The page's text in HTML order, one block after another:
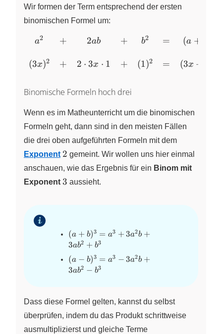
\cdot
3x
1 =
\quad
Wir formen der Term entsprechend der ersten
binomischen Formel um:
\begin{array}
&+& 2ab
&=& (a +
b)^2 \\ \\
(3x)^2 &+& 2
\cdot 3x
\cdot 1 &+&
(1)^2 &=&
(3x + 1)^2
\end{array}
a2
(3x)2
+
+
2ab
2 ⋅ 3x ⋅ 1
+
+
b2
(1)2
=
=
(a +
(3x +
Binomische Formeln hoch drei
Wenn es im Matheunterricht um die binomischen
Formeln geht, dann sind in den meisten Fällen
die drei oben aufgeführten Formeln mit dem
Exponent 2
2 gemeint. Wir wollen uns hier einmal
anschauen, wie das Ergebnis für ein Binom mit
Exponent 3
3 aussieht.
(a +
b)^3
= a^3
+
3a^2b
+ b^3
(a + b)3 = a3 +3a2b +
3ab2 + b3
(a -
b)^3
3a^2b
3ab^2
- b^3
(a − b)3 = a3 − 3a2b +
3ab2 − b3
Dass diese Formel gelten, kannst du selbst
überprüfen, indem du das Produkt schrittweise
ausmultiplizierst und gleiche Terme